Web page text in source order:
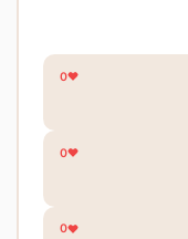
0
0
0